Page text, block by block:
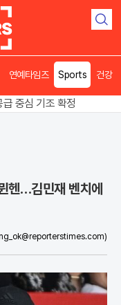
검
연예타임즈 Sports 건강
특수에 매출 껑충
급 중심 기조 확정
약계층 끝까지 보호"
헨…김민재 벤치에